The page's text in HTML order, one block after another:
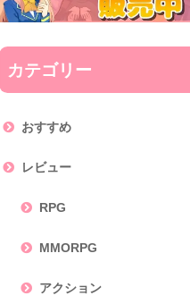
カテゴリー
おすすめ
レビュー
RPG
MMORPG
アクション